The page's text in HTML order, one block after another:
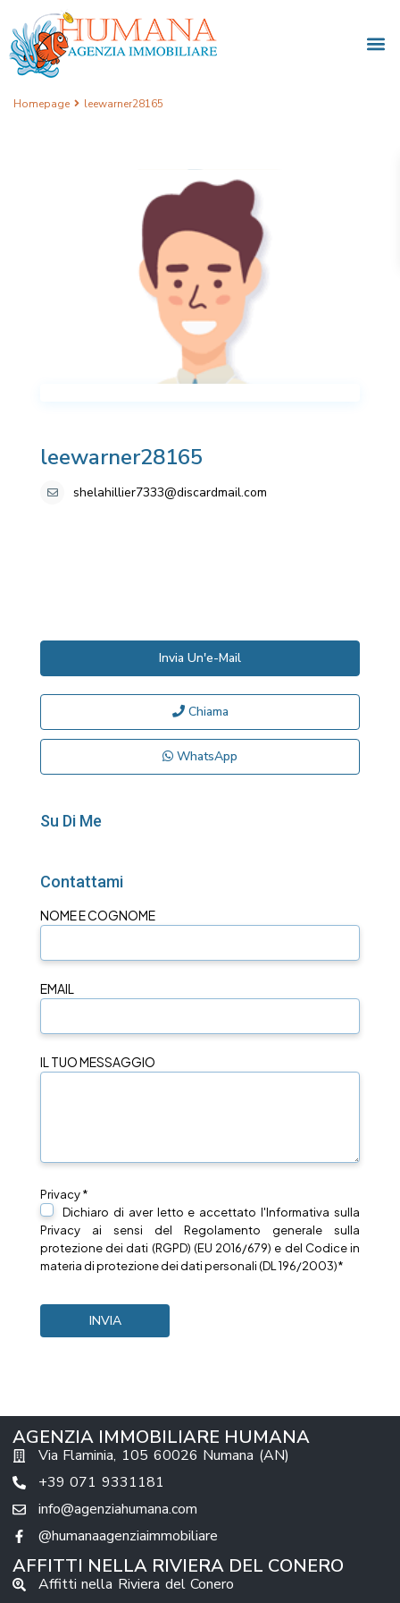
Homepage leewarner28165
leewarner28165
shelahillier7333@discardmail.com
Invia Un'e-Mail
Chiama
WhatsApp
Su Di Me
Contattami
NOME E COGNOME
EMAIL
IL TUO MESSAGGIO
Privacy *
Dichiaro di aver letto e accettato l'Informativa sulla
Privacy ai sensi del Regolamento generale sulla
protezione dei dati (RGPD) (EU 2016/679) e del Codice in
materia di protezione dei dati personali (DL 196/2003)*
AGENZIA IMMOBILIARE HUMANA
Via Flaminia, 105 60026 Numana (AN)
+39 071 9331181
info@agenziahumana.com
@humanaagenziaimmobiliare
AFFITTI NELLA RIVIERA DEL CONERO
Affitti nella Riviera del Conero